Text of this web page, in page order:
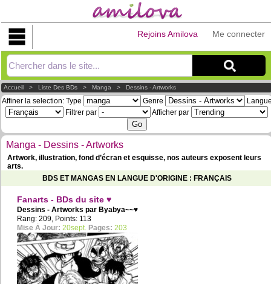
Me connecter
Rejoins Amilova
Accueil >Liste Des BDs >Manga >Dessins - Artworks
Affiner la selection: Type Genre
Filtrer par
Afficher par
Manga - Dessins - Artworks
Artwork, illustration, fond d’écran et esquisse, nos auteurs exposent leurs
arts.
BDS ET MANGAS EN LANGUE D'ORIGINE : FRANÇAIS
Fanarts - BDs du site ♥
Dessins - Artworks par Byabya~~♥
Rang: 209, Points: 113
Mise À Jour: 20sept. Pages: 203